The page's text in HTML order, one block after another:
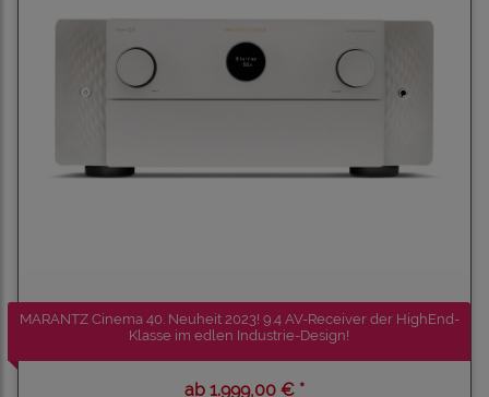
MARANTZ Cinema 40. Neuheit 2023! 9.4 AV-Receiver der HighEnd-
Klasse im edlen Industrie-Design!
ab 1.999,00 € *